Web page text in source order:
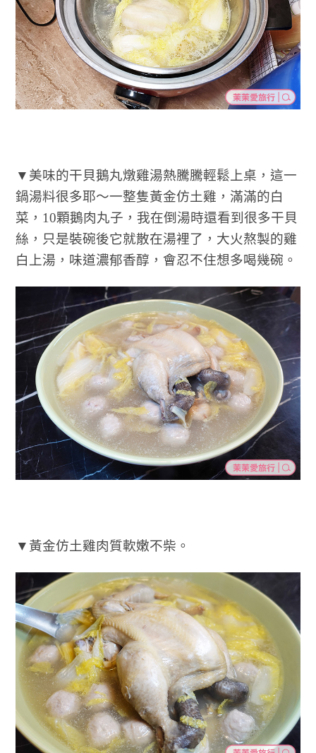
▼美味的干貝鵝丸燉雞湯熱騰騰輕鬆上桌，這一
鍋湯料很多耶～一整隻黃金仿土雞，滿滿的白
菜，10顆鵝肉丸子，我在倒湯時還看到很多干貝
絲，只是裝碗後它就散在湯裡了，大火熬製的雞
白上湯，味道濃郁香醇，會忍不住想多喝幾碗。
▼黃金仿土雞肉質軟嫩不柴。